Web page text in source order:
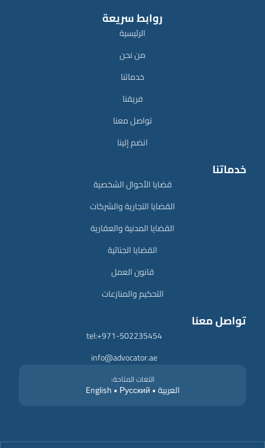
روابط سريعة
الرئيسية
من نحن
خدماتنا
فريقنا
تواصل معنا
انضم إلينا
خدماتنا
قضايا الأحوال الشخصية
القضايا التجارية والشركات
القضايا المدنية والعقارية
القضايا الجنائية
قانون العمل
التحكيم والمنازعات
تواصل معنا
tel:+971-502235454
info@advocator.ae
اللغات المتاحة:
العربية • English • Русский